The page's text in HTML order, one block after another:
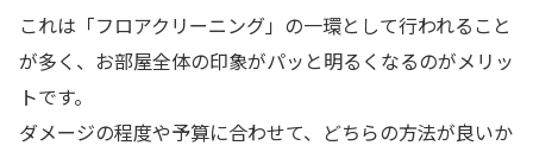
これは「フロアクリーニング」の一環として行われること
が多く、お部屋全体の印象がパッと明るくなるのがメリッ
トです。
ダメージの程度や予算に合わせて、どちらの方法が良いか